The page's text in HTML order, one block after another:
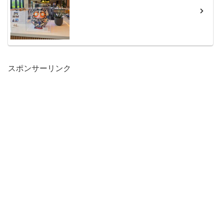
スポンサーリンク